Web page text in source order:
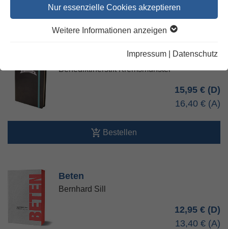
Nur essenzielle Cookies akzeptieren
Weitere Informationen anzeigen
Impressum Datenschutz
Bestellen
Benediktinerstift Kremsmünster
15,95 €
16,40 €
Bestellen
Beten
Bernhard Sill
12,95 €
13,40 €